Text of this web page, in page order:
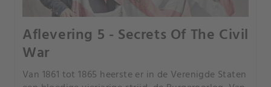
Aflevering 5 - Secrets Of The Civil
War
Van 1861 tot 1865 heerste er in de Verenigde Staten